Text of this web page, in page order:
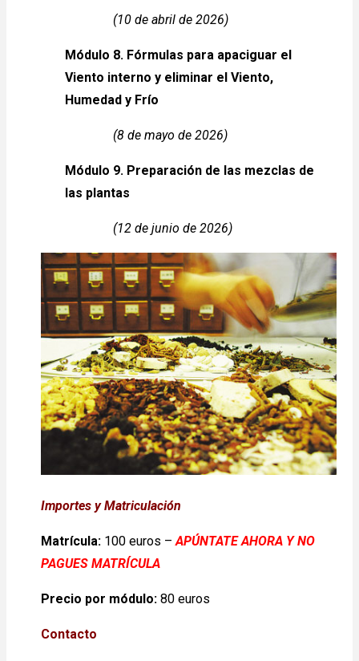
(10 de abril de 2026)
Módulo 8. Fórmulas para apaciguar el
Viento interno y eliminar el Viento,
Humedad y Frío
(8 de mayo de 2026)
Módulo 9. Preparación de las mezclas de
las plantas
(12 de junio de 2026)
Importes y Matriculación
Matrícula: 100 euros – APÚNTATE AHORA Y NO
PAGUES MATRÍCULA
Precio por módulo:80 euros
Contacto